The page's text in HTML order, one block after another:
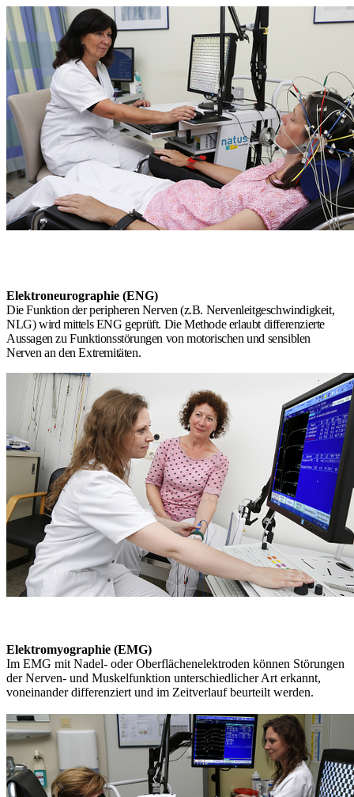
Elektroneurographie (ENG)
Die Funktion der peripheren Nerven (z.B. Nervenleitgeschwindigkeit,
NLG) wird mittels ENG geprüft. Die Methode erlaubt differenzierte
Aussagen zu Funktionsstörungen von motorischen und sensiblen
Nerven an den Extremitäten.
Elektromyographie (EMG)
Im EMG mit Nadel- oder Oberflächenelektroden können Störungen
der Nerven- und Muskelfunktion unterschiedlicher Art erkannt,
voneinander differenziert und im Zeitverlauf beurteilt werden.